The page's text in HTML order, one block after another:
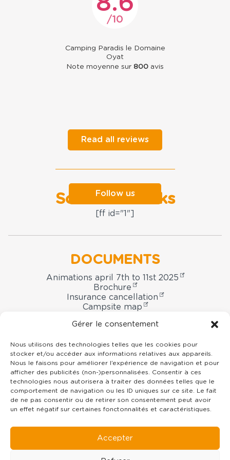
Gérer le consentement
Nous utilisons des technologies telles que les cookies pour
stocker et/ou accéder aux informations relatives aux appareils.
Nous le faisons pour améliorer l’expérience de navigation et pour
afficher des publicités (non-)personnalisées. Consentir à ces
technologies nous autorisera à traiter des données telles que le
comportement de navigation ou les ID uniques sur ce site. Le fait
de ne pas consentir ou de retirer son consentement peut avoir
un effet négatif sur certaines fonctonnalités et caractéristiques.
Accepter
10
Camping Paradis le Domaine
Oyat
Note moyenne sur 800 avis
Read all reviews
Social networks
[ff id="1"]
Follow us
Domaine
Oyat
campsite
7 rue du Centre - 85800
Le Fenouiller
Vendée Pays de la Loire
02 51 55 11 35
DOCUMENTS
Animations april 7th to 11st 2025
Brochure
Insurance cancellation
Campsite map